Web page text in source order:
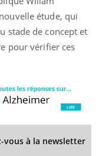
étude, qui
stade de concept et
pour vérifier ces
vous à la newsletter